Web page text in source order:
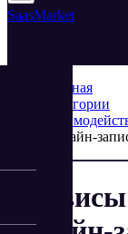
SaasMarket
Главная
Категории
Онлайн-